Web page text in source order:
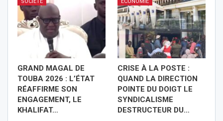
GRAND MAGAL DE
TOUBA 2026 : L’ÉTAT
RÉAFFIRME SON
ENGAGEMENT, LE
KHALIFAT…
CRISE À LA POSTE :
QUAND LA DIRECTION
POINTE DU DOIGT LE
SYNDICALISME
DESTRUCTEUR DU…